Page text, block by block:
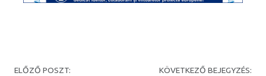
Post navigation
ELŐZŐ POSZT: KÖVETKEZŐ BEJEGYZÉS: